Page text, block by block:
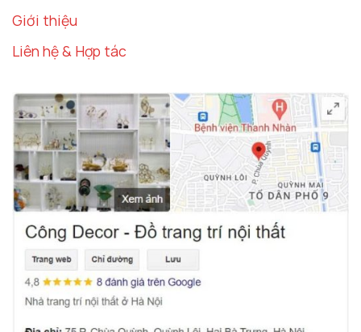
Giới thiệu
Liên hệ & Hợp tác